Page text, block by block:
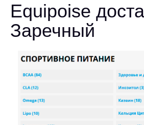
Equipoise
Заречный